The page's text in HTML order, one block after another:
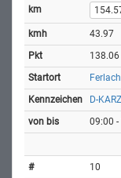
43.97
138.06
D-KARZ
09:00 -
10